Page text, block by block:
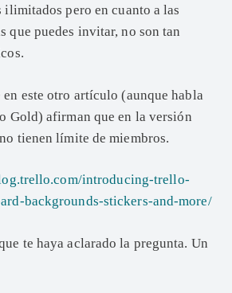
ilimitados pero en cuanto a las
que puedes invitar, no son tan
en este otro artículo (aunque habla
Gold) afirman que en la versión
tienen límite de miembros.
introducing-trello-
backgrounds-stickers-and-more/
te haya aclarado la pregunta. Un